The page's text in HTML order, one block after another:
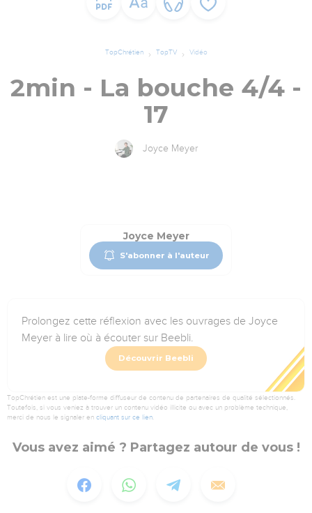
TopChrétien TopTV Vidéo
2min - La bouche 4/4 -
17
Joyce Meyer
Joyce Meyer
S'abonner à l'auteur
Prolongez cette réflexion avec les ouvrages de Joyce
Meyer à lire où à écouter sur Beebli.
Découvrir Beebli
TopChrétien est une plate-forme diffuseur de contenu de partenaires de qualité sélectionnés.
Toutefois, si vous veniez à trouver un contenu vidéo illicite ou avec un problème technique,
merci de nous le signaler en cliquant sur ce lien.
Vous avez aimé ? Partagez autour de vous !